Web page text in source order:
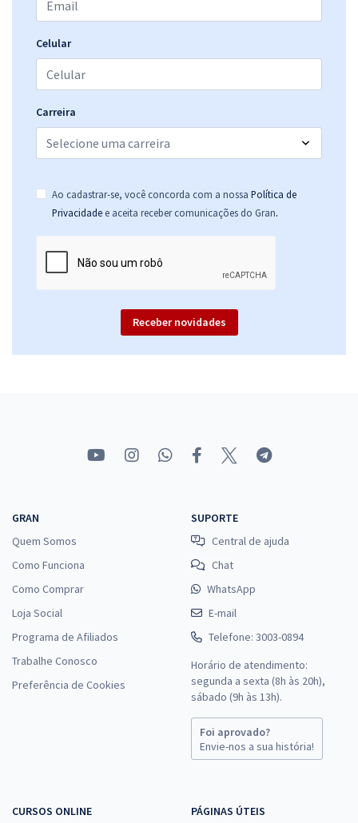
Celular
Carreira
Ao cadastrar-se, você concorda com a nossa Política de
Privacidade e aceita receber comunicações do Gran.
Receber novidades
GRAN
Quem Somos
Como Funciona
Como Comprar
Loja Social
Programa de Afiliados
Trabalhe Conosco
Preferência de Cookies
SUPORTE
Central de ajuda
Chat
WhatsApp
E-mail
Telefone: 3003-0894
Horário de atendimento:
segunda a sexta (8h às 20h),
sábado (9h às 13h).
Foi aprovado?
Envie-nos a sua história!
CURSOS ONLINE PÁGINAS ÚTEIS